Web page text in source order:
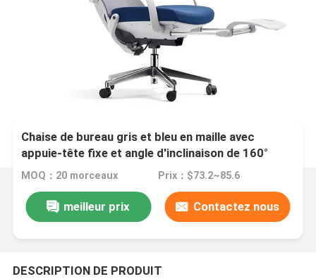
Chaise de bureau gris et bleu en maille avec
appuie-tête fixe et angle d'inclinaison de 160°
pour le bureau à domicile
MOQ：20 morceaux Prix：$73.2~85.6
meilleur prix Contactez nous
DESCRIPTION DE PRODUIT